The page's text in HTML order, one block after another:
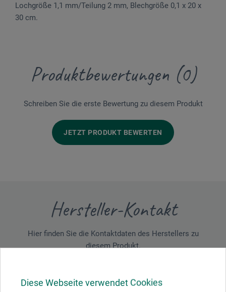
Diese Webseite verwendet Cookies
Lochgröße 1,1 mm/Teilung 2 mm, Blechgröße 0,1 x 20 x
30 cm.
Produktbewertungen (0)
Schreiben Sie die erste Bewertung zu diesem Produkt
JETZT PRODUKT BEWERTEN
Hersteller-Kontakt
Hier finden Sie die Kontaktdaten des Herstellers zu
diesem Produkt.